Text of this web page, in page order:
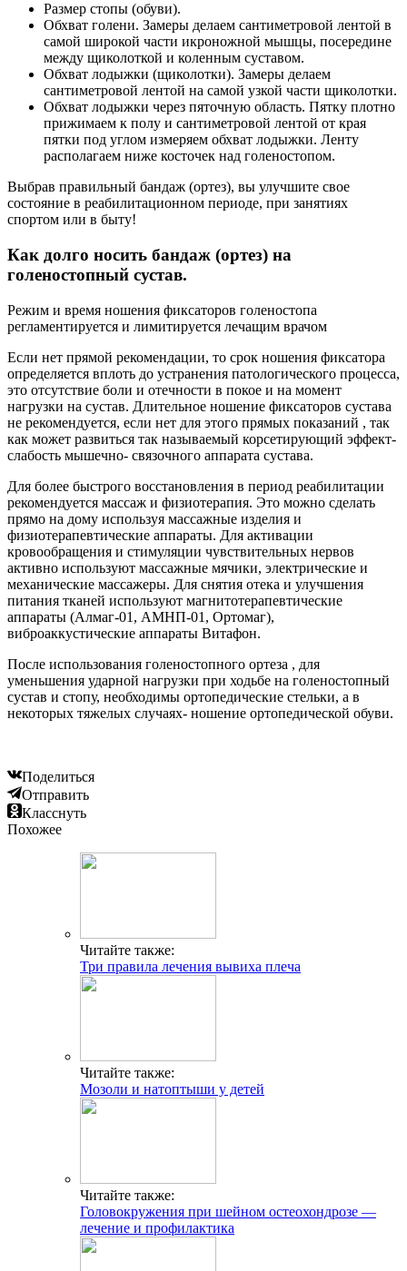
Размер стопы (обуви).
Обхват голени. Замеры делаем сантиметровой лентой в
самой широкой части икроножной мышцы, посередине
между щиколоткой и коленным суставом.
Обхват лодыжки (щиколотки). Замеры делаем
сантиметровой лентой на самой узкой части щиколотки.
Обхват лодыжки через пяточную область. Пятку плотно
прижимаем к полу и сантиметровой лентой от края
пятки под углом измеряем обхват лодыжки. Ленту
располагаем ниже косточек над голеностопом.
Выбрав правильный бандаж (ортез), вы улучшите свое
состояние в реабилитационном периоде, при занятиях
спортом или в быту!
Как долго носить бандаж (ортез) на
голеностопный сустав.
Режим и время ношения фиксаторов голеностопа
регламентируется и лимитируется лечащим врачом
Если нет прямой рекомендации, то срок ношения фиксатора
определяется вплоть до устранения патологического процесса,
это отсутствие боли и отечности в покое и на момент
нагрузки на сустав. Длительное ношение фиксаторов сустава
не рекомендуется, если нет для этого прямых показаний , так
как может развиться так называемый корсетирующий эффект-
слабость мышечно- связочного аппарата сустава.
Для более быстрого восстановления в период реабилитации
рекомендуется массаж и физиотерапия. Это можно сделать
прямо на дому используя массажные изделия и
физиотерапевтические аппараты. Для активации
кровообращения и стимуляции чувствительных нервов
активно используют массажные мячики, электрические и
механические массажеры. Для снятия отека и улучшения
питания тканей используют магнитотерапевтические
аппараты (Алмаг-01, АМНП-01, Ортомаг),
виброаккустические аппараты Витафон.
После использования голеностопного ортеза , для
уменьшения ударной нагрузки при ходьбе на голеностопный
сустав и стопу, необходимы ортопедические стельки, а в
некоторых тяжелых случаях- ношение ортопедической обуви.
Поделиться
Отправить
Класснуть
Похожее
Читайте также:
Три правила лечения вывиха плеча
Читайте также:
Мозоли и натоптыши у детей
Читайте также:
Головокружения при шейном остеохондрозе —
лечение и профилактика